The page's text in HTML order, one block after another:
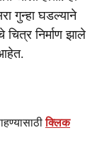
गुन्हा घडल्याने
निर्माण झाले
क्लिक